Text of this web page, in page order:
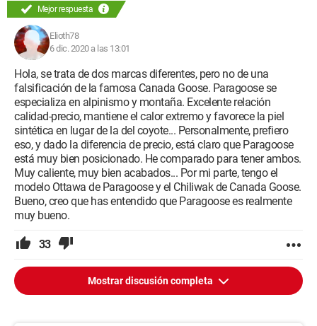
Mejor respuesta
Elioth78
6 dic. 2020 a las 13:01
Hola, se trata de dos marcas diferentes, pero no de una
falsificación de la famosa Canada Goose. Paragoose se
especializa en alpinismo y montaña. Excelente relación
calidad-precio, mantiene el calor extremo y favorece la piel
sintética en lugar de la del coyote... Personalmente, prefiero
eso, y dado la diferencia de precio, está claro que Paragoose
está muy bien posicionado. He comparado para tener ambos.
Muy caliente, muy bien acabados... Por mi parte, tengo el
modelo Ottawa de Paragoose y el Chiliwak de Canada Goose.
Bueno, creo que has entendido que Paragoose es realmente
muy bueno.
33
Mostrar discusión completa